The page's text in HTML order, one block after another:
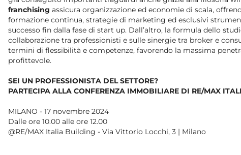
franchising assicura organizzazione ed economie di scala,
formazione continua, strategie di marketing ed esclusivi
successo fin dalla fase di start up. Dall’altro, la formula dello
collaborazione tra professionisti e sulle sinergie tra broker e
termini di flessibilità e competenze, favorendo la massima
profittevole.
SEI UN PROFESSIONISTA DEL SETTORE?
PARTECIPA ALLA CONFERENZA IMMOBILIARE DI RE/MAX
MILANO - 17 novembre 2024
Dalle ore 10.00 alle ore 12.00
@RE/MAX Italia Building - Via Vittorio Locchi, 3 | Milano